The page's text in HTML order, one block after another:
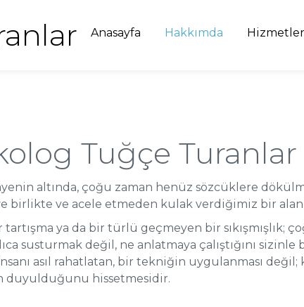
Anasayfa Hakkımda Hizmetler
Tuğçe Turanlar
altında, çoğu zaman henüz sözcüklere
birlikte ve acele etmeden kulak verdiğimiz bir
ya da bir türlü geçmeyen bir sıkışmışlık;
susturmak değil, ne anlatmaya çalıştığını
asıl rahatlatan, bir tekniğin uygulanması değil;
duyulduğunu hissetmesidir.